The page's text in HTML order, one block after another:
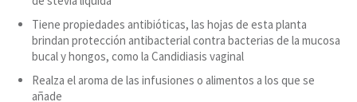
Tiene propiedades antibióticas, las hojas de esta planta
brindan protección antibacterial contra bacterias de la mucosa
bucal y hongos, como la Candidiasis vaginal
Realza el aroma de las infusiones o alimentos a los que se
añade